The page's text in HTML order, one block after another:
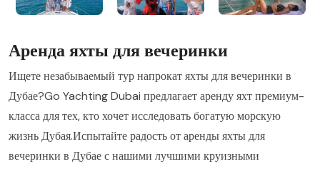
Аренда яхты для вечеринки
Ищете незабываемый тур напрокат яхты для вечеринки в
Дубае?Go Yachting Dubai предлагает аренду яхт премиум-
класса для тех, кто хочет исследовать богатую морскую
жизнь Дубая.Испытайте радость от аренды яхты для
вечеринки в Дубае с нашими лучшими круизными